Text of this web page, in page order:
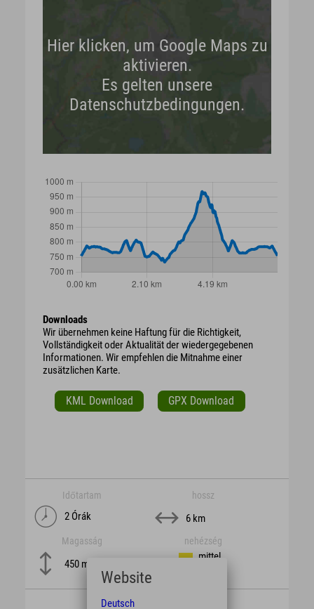
Hier klicken, um Google Maps zu
aktivieren.
Es gelten unsere
Datenschutzbedingungen.
Downloads
Wir übernehmen keine Haftung für die Richtigkeit,
Vollständigkeit oder Aktualität der wiedergegebenen
Informationen. Wir empfehlen die Mitnahme einer
zusätzlichen Karte.
KML Download GPX Download
Időtartam
2 Órák
hossz
6 km
Magasság
450 m
nehézség
mittel
Website
Deutsch